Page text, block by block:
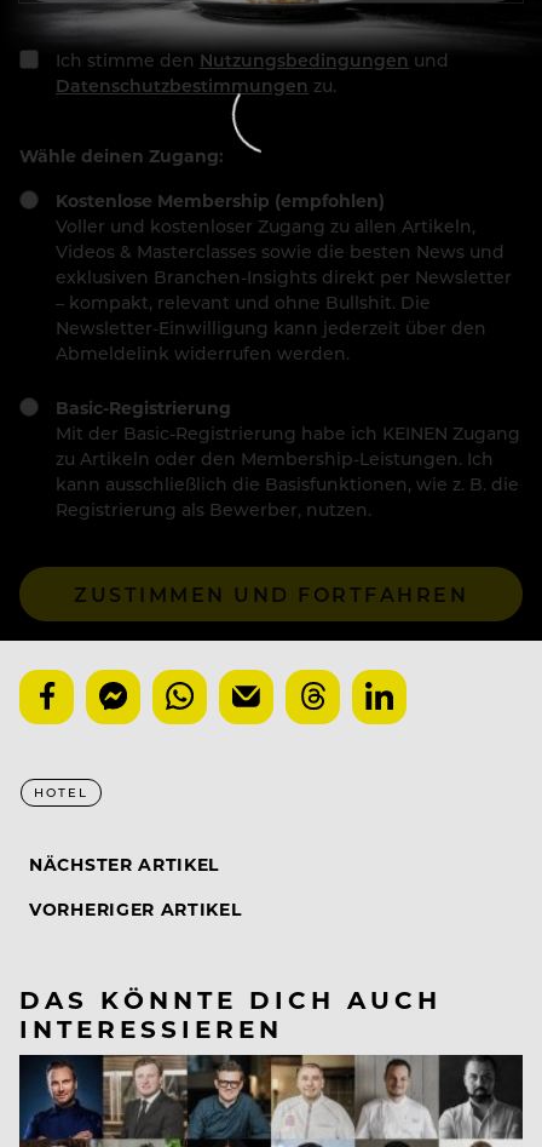
Ich stimme den Nutzungsbedingungen und
Datenschutzbestimmungen zu.
Wähle deinen Zugang:
Kostenlose Membership (empfohlen)
Voller und kostenloser Zugang zu allen Artikeln,
Videos & Masterclasses sowie die besten News und
exklusiven Branchen-Insights direkt per Newsletter
– kompakt, relevant und ohne Bullshit. Die
Newsletter-Einwilligung kann jederzeit über den
Abmeldelink widerrufen werden.
Basic-Registrierung
Mit der Basic-Registrierung habe ich KEINEN Zugang
zu Artikeln oder den Membership-Leistungen. Ich
kann ausschließlich die Basisfunktionen, wie z. B. die
Registrierung als Bewerber, nutzen.
ZUSTIMMEN UND FORTFAHREN
HOTEL
NÄCHSTER ARTIKEL
VORHERIGER ARTIKEL
DAS KÖNNTE DICH AUCH
INTERESSIEREN